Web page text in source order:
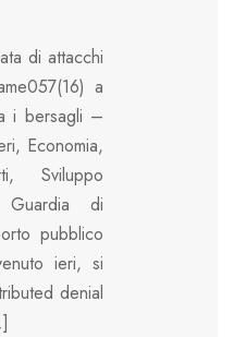
di attacchi
a
i bersagli –
Economia,
Sviluppo
Guardia di
pubblico
ieri, si
denial